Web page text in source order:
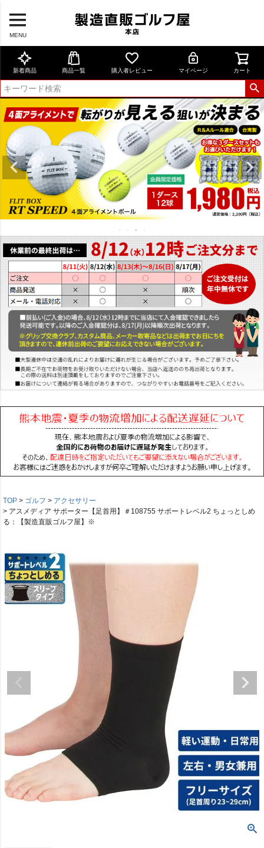
MENU
新着商品 商品一覧 購入者レビュー マイページ カート
TOP ゴルフ
アクセサリー
アスメディア サポーター【足首用】＃108755 サポートレベル2 ちょっとしめ
る：【製造直販ゴルフ屋】※